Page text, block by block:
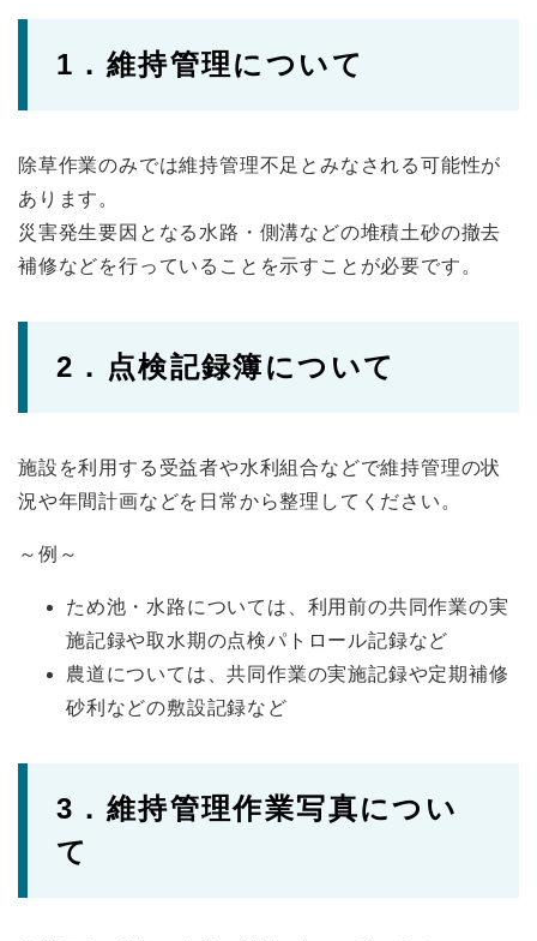
1．維持管理について
除草作業のみでは維持管理不足とみなされる可能性が
あります。
災害発生要因となる水路・側溝などの堆積土砂の撤去
補修などを行っていることを示すことが必要です。
2．点検記録簿について
施設を利用する受益者や水利組合などで維持管理の状
況や年間計画などを日常から整理してください。
～例～
ため池・水路については、利用前の共同作業の実
施記録や取水期の点検パトロール記録など
農道については、共同作業の実施記録や定期補修
砂利などの敷設記録など
3．維持管理作業写真につい
て